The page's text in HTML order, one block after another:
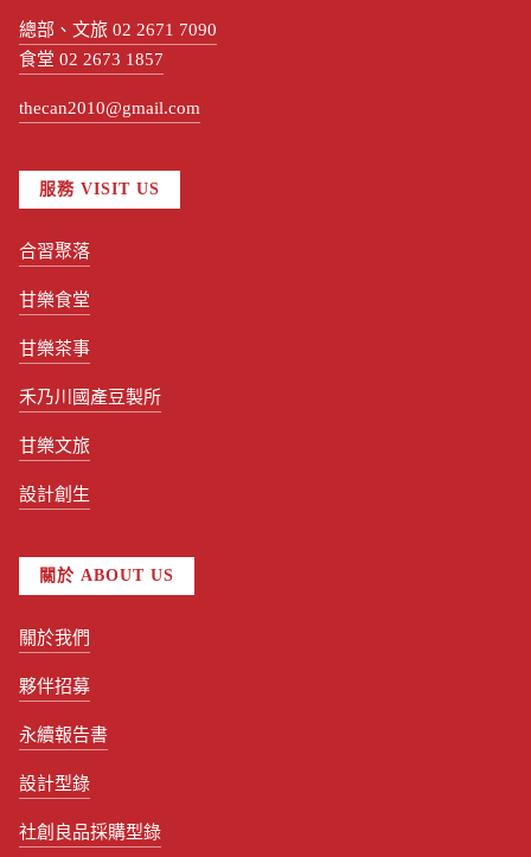
總部、文旅 02 2671 7090
食堂 02 2673 1857
thecan2010@gmail.com
服務 VISIT US
合習聚落
甘樂食堂
甘樂茶事
禾乃川國產豆製所
甘樂文旅
設計創生
關於 ABOUT US
關於我們
夥伴招募
永續報告書
設計型錄
社創良品採購型錄